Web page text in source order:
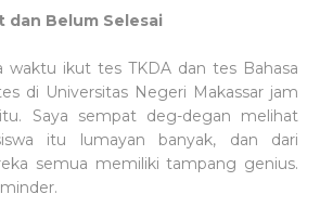
dan Belum Selesai
waktu ikut tes TKDA dan tes Bahasa
di Universitas Negeri Makassar jam
Saya sempat deg-degan melihat
itu lumayan banyak, dan dari
semua memiliki tampang genius.